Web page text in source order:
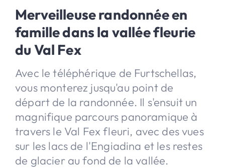
Merveilleuse randonnée en
famille dans la vallée fleurie
du Val Fex
Avec le téléphérique de Furtschellas,
vous monterez jusqu'au point de
départ de la randonnée. Il s'ensuit un
magnifique parcours panoramique à
travers le Val Fex fleuri, avec des vues
sur les lacs de l'Engiadina et les restes
de glacier au fond de la vallée.